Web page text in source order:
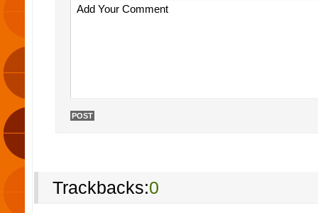
Trackbacks:0